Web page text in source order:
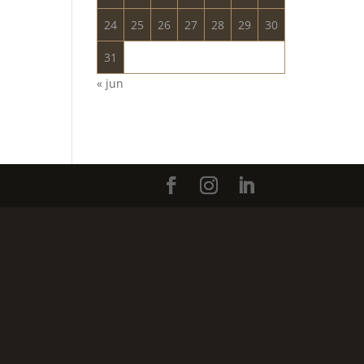
24 25 26 27 28 29 30
31
« jun